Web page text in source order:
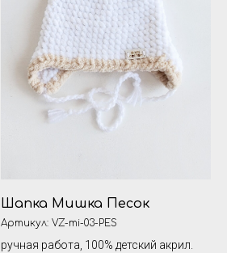
Шапка Мишка Песок
Артикул: VZ-mi-03-PES
ручная работа, 100% детский акрил.